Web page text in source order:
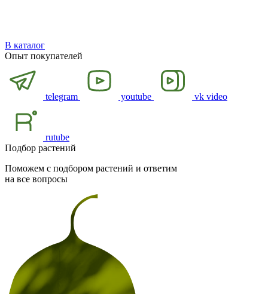
В каталог
Опыт покупателей
telegram youtube vk video
rutube
Подбор растений
Поможем с подбором растений и ответим
на все вопросы